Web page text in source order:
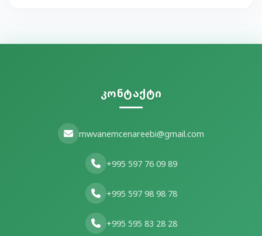
კონტაქტი
mwvanemcenareebi@gmail.com
+995 597 76 09 89
+995 597 98 98 78
+995 595 83 28 28